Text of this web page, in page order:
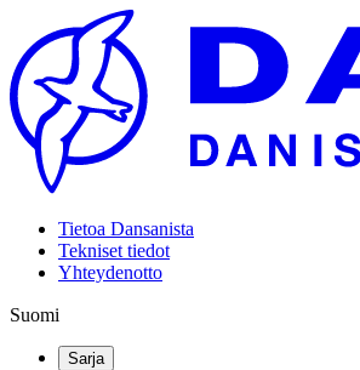
Tietoa Dansanista
Tekniset tiedot
Yhteydenotto
Suomi
Sarja